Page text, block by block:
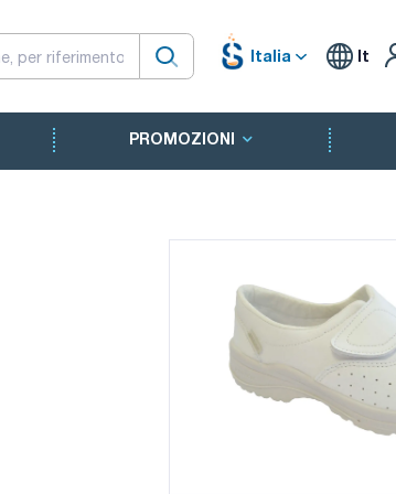
Italia It
PROMOZIONI